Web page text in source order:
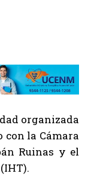
organizada
con la Cámara
Ruinas y el